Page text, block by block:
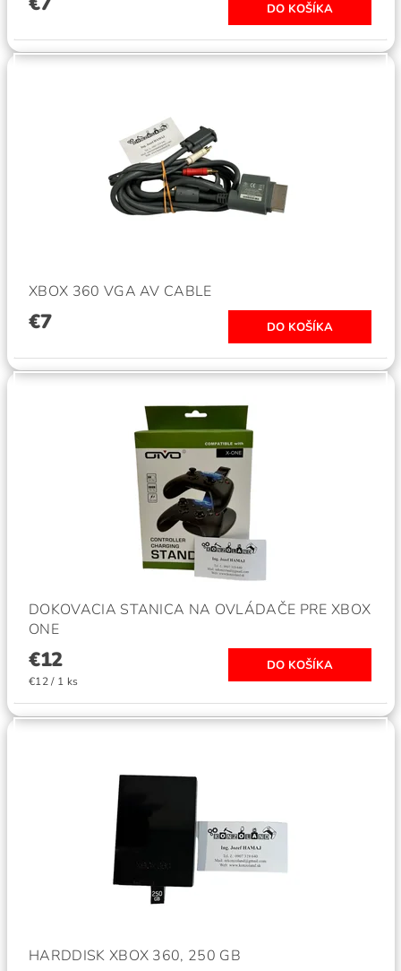
XBOX 360 VGA AV CABLE
€7
DOKOVACIA STANICA NA OVLÁDAČE PRE XBOX
ONE
€12
€12 / 1 ks
HARDDISK XBOX 360, 250 GB